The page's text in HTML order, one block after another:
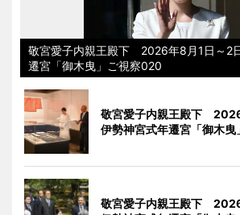
敬宮愛子内親王殿下 2026年8月1日～2
遷宮「御木曳」ご視察020
敬宮愛子内親王殿下
伊勢神宮式年遷宮「御木
敬宮愛子内親王殿下